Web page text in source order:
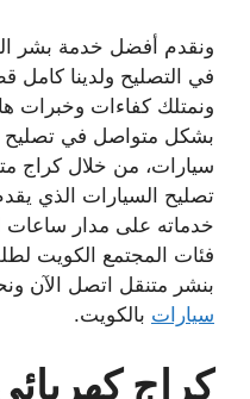
ونقدم أفضل خدمة بشر
في التصليح ولدينا كامل
ونمتلك كفاءات وخبرات
بشكل متواصل في تصليح
سيارات، من خلال كراج
تصليح السيارات الذي
خدماته على مدار ساعات
فئات المجتمع الكويت
بنشر متنقل اتصل الآن
سيارات بالكويت.
كراج